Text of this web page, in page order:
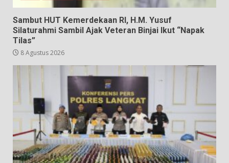
Sambut HUT Kemerdekaan RI, H.M. Yusuf
Silaturahmi Sambil Ajak Veteran Binjai Ikut “Napak
Tilas”
8 Agustus 2026